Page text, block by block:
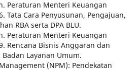
Peraturan Menteri Keuangan
Tata Cara Penyusunan, Pengajuan,
RBA serta DPA BLU.
Peraturan Menteri Keuangan
Rencana Bisnis Anggaran dan
Layanan Umum.
(NPM): Pendekatan